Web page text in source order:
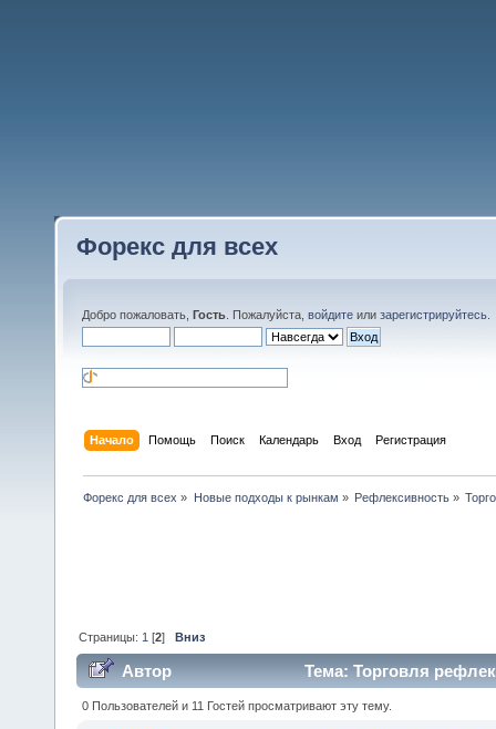
Форекс для всех
Добро пожаловать, Гость . Пожалуйста, войдите или зарегистрируйтесь
Начало Помощь Поиск Календарь Вход Регистрация
Форекс для всех » Новые подходы к рынкам » Рефлексивность»
Страницы: 1 [2]Вниз
Автор Тема: Торговля
0 Пользователей и 11 Гостей просматривают эту тему.